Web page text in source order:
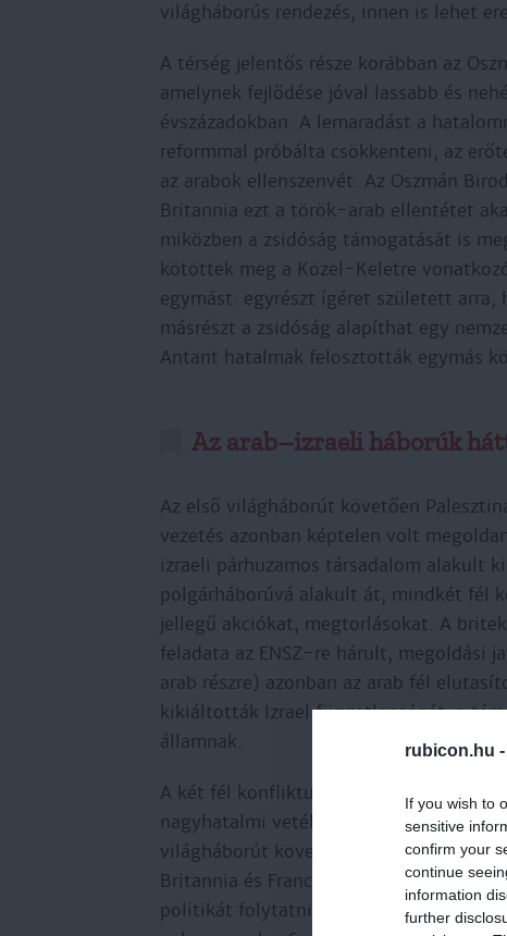
rubicon.hu -
If you wish to
sensitive
confirm your
continue
information
further
világháborús rendezés, innen is lehet
A térség jelentős része korábban az
amelynek fejlődése jóval lassabb és
évszázadokban. A lemaradást a
reformmal próbálta csökkenteni, az
az arabok ellenszenvét. Az Oszmán
Britannia ezt a török-arab ellentétet
miközben a zsidóság támogatását is
kötöttek meg a Közel-Keletre
egymást: egyrészt ígéret született arra,
másrészt a zsidóság alapíthat egy
Antant hatalmak felosztották egymás
Az arab–izraeli háborúk
Az első világháborút követően
vezetés azonban képtelen volt
izraeli párhuzamos társadalom alakult
polgárháborúvá alakult át, mindkét fél
jellegű akciókat, megtorlásokat. A
feladata az ENSZ-re hárult, megoldási
arab részre) azonban az arab fél
kikiáltották Izrael függetlenségét: a
államnak.
A két fél konfliktusa nem volt csak
nagyhatalmi vetélkedéseibe is. Az
világháborút követően elkezdte
Britannia és Franciaország – pozícióit
politikát folytatni, hogy közben nem